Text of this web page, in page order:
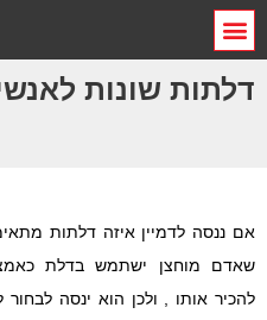
דלתות שונות
אם ננסה לדמיין איזה דלתות
שאדם מוחצן ישתמש בדלת
להכיר אותו , ולכן הוא ינסה